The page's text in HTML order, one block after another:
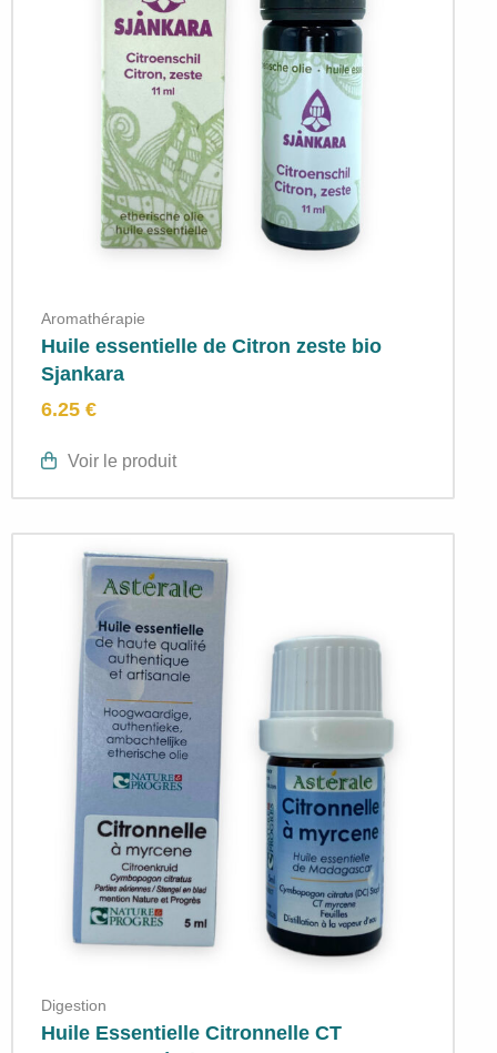
Aromathérapie
Huile essentielle de Citron zeste bio
Sjankara
6.25 €
Voir le produit
Digestion
Huile Essentielle Citronnelle CT